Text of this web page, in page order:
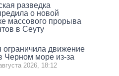
разведка
о новой
массового прорыва
в Сеуту
ограничила движение
Черном море из-за
2026, 18:12